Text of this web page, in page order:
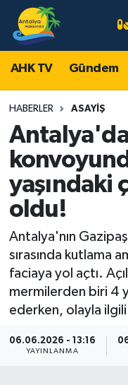
AHK TV Gündem
HABERLER ASAYIŞ
yaşındaki
oldu!
Antalya'nın
sırasında kutlama
faciaya yol açtı.
mermilerden biri 4
ederken, olayla ilgili
06.06.2026 - 13:16
YAYINLANMA
AHK TV
Gündem
Asayiş
Turizm
Yaşam
Magazin
Ekonomi
Spor
Dünya
Antalya
Antalya Hava
Antalya
Antalya Trafik
Süper Lig Puan
Tüm Manşetler
Son Dakika
Haber Arşivi